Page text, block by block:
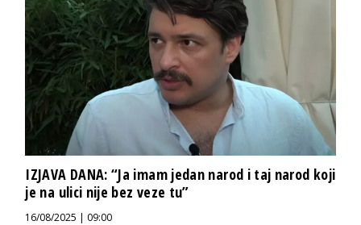
IZJAVA DANA: “Ja imam jedan narod i taj narod koji
je na ulici nije bez veze tu”
16/08/2025 | 09:00